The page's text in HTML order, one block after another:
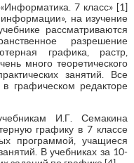
7 класс» [1]
на изучение
рассматриваются
разрешение
графика, растр,
много теоретического
занятий. Все
графическом редакторе
И.Г. Семакина
графику в 7 классе
программой, учащиеся
В учебниках за 10-